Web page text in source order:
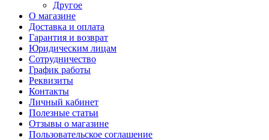
Другое
О магазине
Доставка и оплата
Гарантия и возврат
Юридическим лицам
Сотрудничество
График работы
Реквизиты
Контакты
Личный кабинет
Полезные статьи
Отзывы о магазине
Пользовательское соглашение